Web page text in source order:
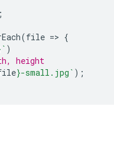
;
(file => {
` )
height
}-small.jpg` );